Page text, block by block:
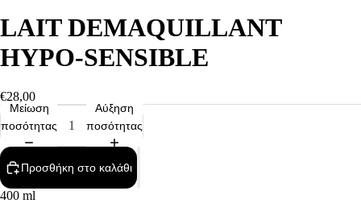
LAIT DEMAQUILLANT
HYPO-SENSIBLE
€28,00
Μείωση
ποσότητας
Αύξηση
ποσότητας
Προσθήκη στο καλάθι
400 ml